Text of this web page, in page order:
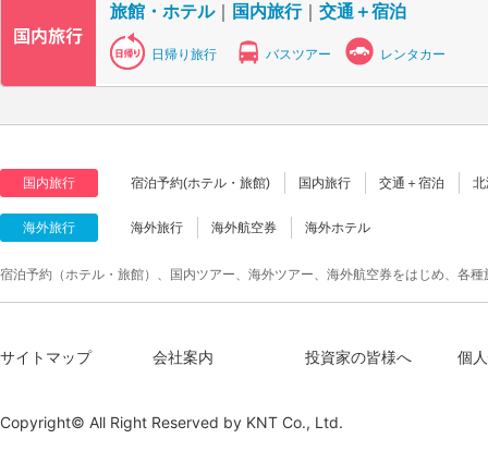
旅館・ホテル｜ 国内旅行｜ 交通＋宿泊
日帰り旅行 バスツアー レンタカー
国内旅行 宿泊予約(ホテル・旅館) 国内旅行 交通＋宿泊
海外旅行 海外旅行 海外航空券 海外ホテル
宿泊予約（ホテル・旅館）、国内ツアー、海外ツアー、海外航空券をはじめ、各
サイトマップ 会社案内 投資家の皆様へ 個
Copyright© All Right Reserved by KNT Co., Ltd.